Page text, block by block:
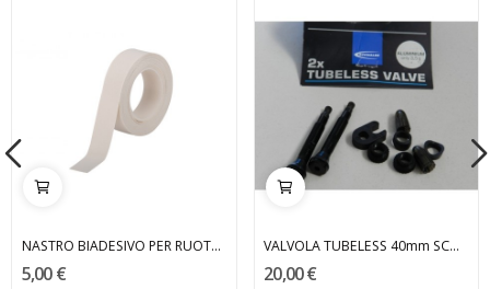
NASTRO BIADESIVO PER RUOTE CORSA TUBOLARI ZEFAL
5,00 €
VALVOLA TUBELESS 40mm SCHWALBE
20,00 €